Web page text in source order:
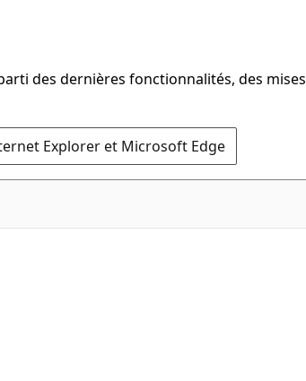
des dernières fonctionnalités, des mises
Explorer et Microsoft Edge